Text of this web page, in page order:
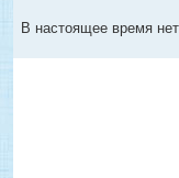
В настоящее время